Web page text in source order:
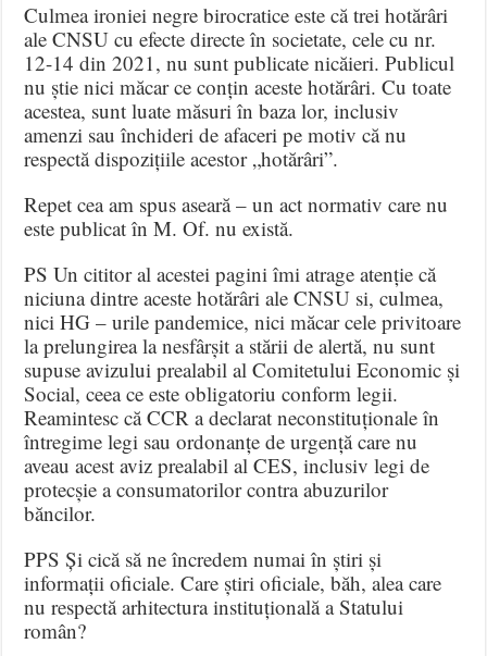
Culmea ironiei negre birocratice este că trei hotărâri
ale CNSU cu efecte directe în societate, cele cu nr.
12-14 din 2021, nu sunt publicate nicăieri. Publicul
nu știe nici măcar ce conțin aceste hotărâri. Cu toate
acestea, sunt luate măsuri în baza lor, inclusiv
amenzi sau închideri de afaceri pe motiv că nu
respectă dispozițiile acestor „hotărâri”.
Repet cea am spus aseară – un act normativ care nu
este publicat în M. Of. nu există.
PS Un cititor al acestei pagini îmi atrage atenție că
niciuna dintre aceste hotărâri ale CNSU si, culmea,
nici HG – urile pandemice, nici măcar cele privitoare
la prelungirea la nesfârșit a stării de alertă, nu sunt
supuse avizului prealabil al Comitetului Economic și
Social, ceea ce este obligatoriu conform legii.
Reamintesc că CCR a declarat neconstituționale în
întregime legi sau ordonanțe de urgență care nu
aveau acest aviz prealabil al CES, inclusiv legi de
protecșie a consumatorilor contra abuzurilor
băncilor.
PPS Și cică să ne încredem numai în știri și
informații oficiale. Care știri oficiale, băh, alea care
nu respectă arhitectura instituțională a Statului
român?